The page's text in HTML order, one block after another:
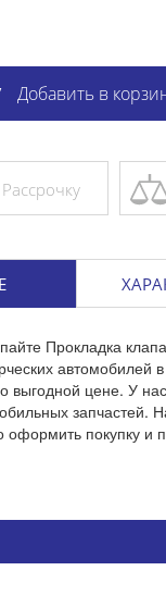
Добавить в
Прокладка
автомобилей
выгодной цене. У
запчастей.
оформить покупку и